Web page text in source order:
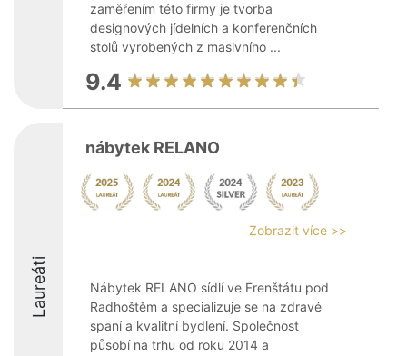
zaměřením této firmy je tvorba
designových jídelních a konferenčních
stolů vyrobených z masivního ...
9.4
Laureáti
nábytek RELANO
Zobrazit více >>
Nábytek RELANO sídlí ve Frenštátu pod
Radhoštěm a specializuje se na zdravé
spaní a kvalitní bydlení. Společnost
působí na trhu od roku 2014 a